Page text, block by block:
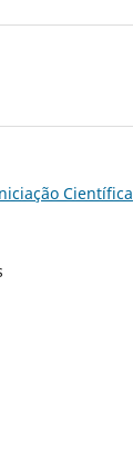
Científica